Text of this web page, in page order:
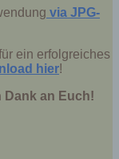
via JPG-
ein erfolgreiches
hier!
Dank an Euch!